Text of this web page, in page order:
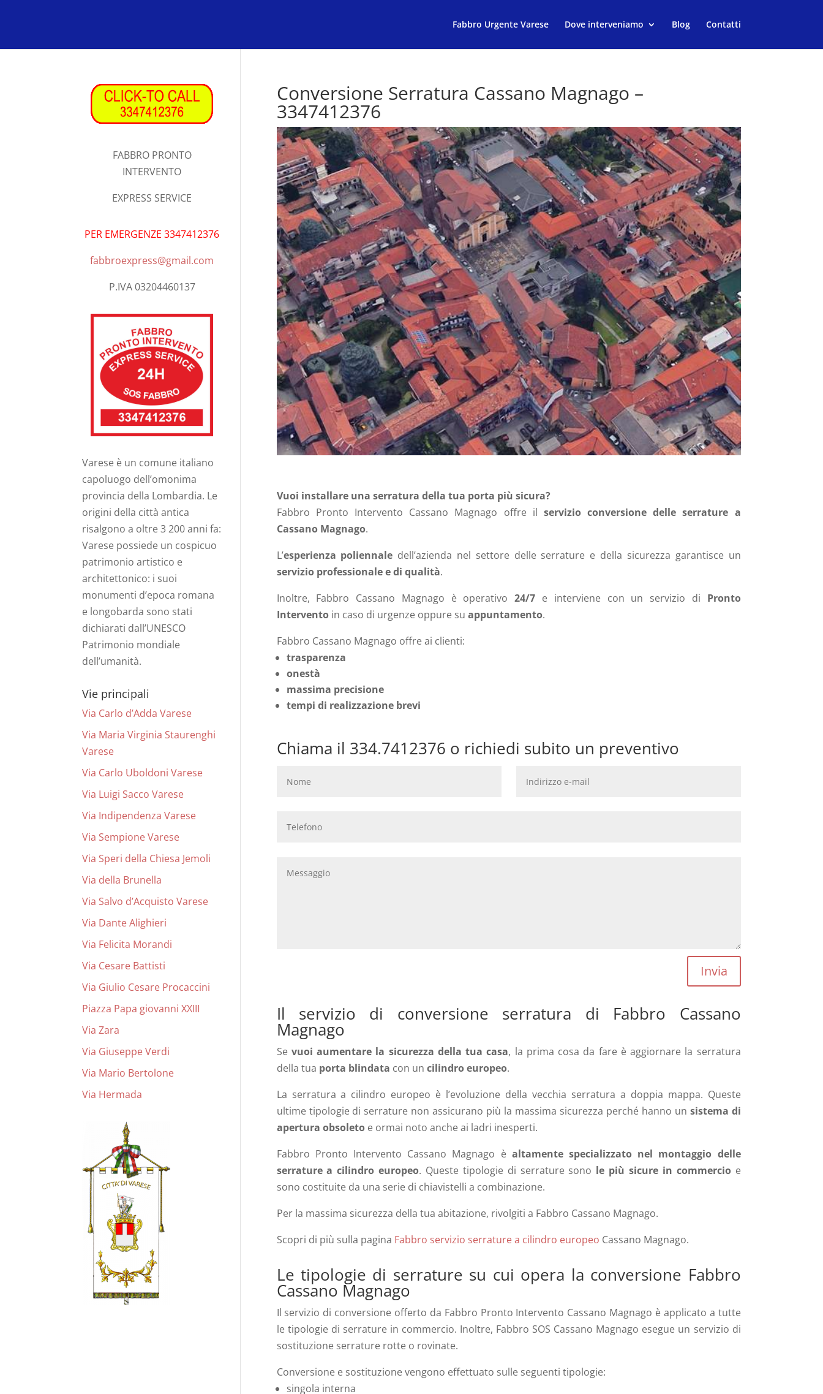
Fabbro Urgente Varese Dove interveniamo Blog Contatti
Conversione Serratura Cassano Magnago –
3347412376
Vuoi installare una serratura della tua porta più sicura?
Fabbro Pronto Intervento Cassano Magnago offre il servizio conversione delle serrature a
Cassano Magnago.
L’esperienza poliennale dell’azienda nel settore delle serrature e della sicurezza garantisce un
servizio professionale e di qualità.
Inoltre, Fabbro Cassano Magnago è operativo 24/7 e interviene con un servizio di Pronto
Interventoin caso di urgenze oppure su appuntamento.
Fabbro Cassano Magnago offre ai clienti:
trasparenza
onestà
massima precisione
tempi di realizzazione brevi
Chiama il 334.7412376 o richiedi subito un preventivo
Invia
Il servizio di conversione serratura di Fabbro Cassano
Magnago
Se vuoi aumentare la sicurezza della tua casa, la prima cosa da fare è aggiornare la serratura
della tua porta blindata con un cilindro europeo.
La serratura a cilindro europeo è l’evoluzione della vecchia serratura a doppia mappa. Queste
ultime tipologie di serrature non assicurano più la massima sicurezza perché hanno un sistema di
apertura obsoletoe ormai noto anche ai ladri inesperti.
Fabbro Pronto Intervento Cassano Magnago è altamente specializzato nel montaggio delle
serrature a cilindro europeo. Queste tipologie di serrature sono le più sicure in commercioe
sono costituite da una serie di chiavistelli a combinazione.
Per la massima sicurezza della tua abitazione, rivolgiti a Fabbro Cassano Magnago.
Scopri di più sulla pagina Fabbro servizio serrature a cilindro europeo Cassano Magnago.
Le tipologie di serrature su cui opera la conversione Fabbro
Cassano Magnago
Il servizio di conversione offerto da Fabbro Pronto Intervento Cassano Magnago è applicato a tutte
le tipologie di serrature in commercio. Inoltre, Fabbro SOS Cassano Magnago esegue un servizio di
sostituzione serrature rotte o rovinate.
Conversione e sostituzione vengono effettuato sulle seguenti tipologie:
singola interna
FABBRO PRONTO
INTERVENTO
EXPRESS SERVICE
PER EMERGENZE 3347412376
fabbroexpress@gmail.com
P.IVA 03204460137
Varese è un comune italiano
capoluogo dell’omonima
provincia della Lombardia. Le
origini della città antica
risalgono a oltre 3 200 anni fa:
Varese possiede un cospicuo
patrimonio artistico e
architettonico: i suoi
monumenti d’epoca romana
e longobarda sono stati
dichiarati dall’UNESCO
Patrimonio mondiale
dell’umanità.
Vie principali
Via Carlo d’Adda Varese
Via Maria Virginia Staurenghi
Varese
Via Carlo Uboldoni Varese
Via Luigi Sacco Varese
Via Indipendenza Varese
Via Sempione Varese
Via Speri della Chiesa Jemoli
Via della Brunella
Via Salvo d’Acquisto Varese
Via Dante Alighieri
Via Felicita Morandi
Via Cesare Battisti
Via Giulio Cesare Procaccini
Piazza Papa giovanni XXIII
Via Zara
Via Giuseppe Verdi
Via Mario Bertolone
Via Hermada